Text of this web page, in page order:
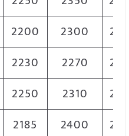
2200 2300
2230 2270
2250 2310
2185 2400